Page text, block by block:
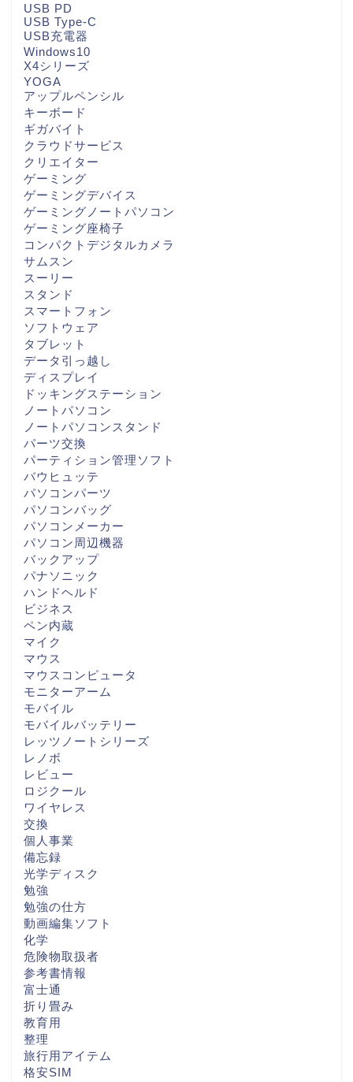
USB PD
USB Type-C
USB充電器
Windows10
X4シリーズ
YOGA
アップルペンシル
キーボード
ギガバイト
クラウドサービス
クリエイター
ゲーミング
ゲーミングデバイス
ゲーミングノートパソコン
ゲーミング座椅子
コンパクトデジタルカメラ
サムスン
スーリー
スタンド
スマートフォン
ソフトウェア
タブレット
データ引っ越し
ディスプレイ
ドッキングステーション
ノートパソコン
ノートパソコンスタンド
パーツ交換
パーティション管理ソフト
バウヒュッテ
パソコンパーツ
パソコンバッグ
パソコンメーカー
パソコン周辺機器
バックアップ
パナソニック
ハンドヘルド
ビジネス
ペン内蔵
マイク
マウス
マウスコンピュータ
モニターアーム
モバイル
モバイルバッテリー
レッツノートシリーズ
レノボ
レビュー
ロジクール
ワイヤレス
交換
個人事業
備忘録
光学ディスク
勉強
勉強の仕方
動画編集ソフト
化学
危険物取扱者
参考書情報
富士通
折り畳み
教育用
整理
旅行用アイテム
格安SIM